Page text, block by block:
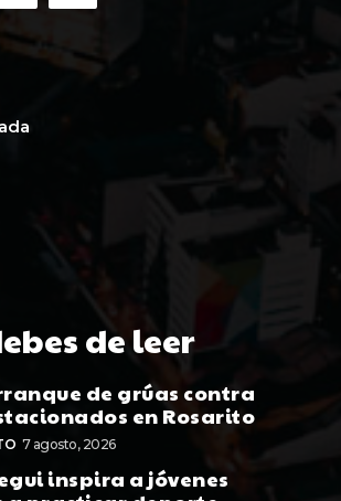
de leer
de grúas contra
en Rosarito
7 agosto, 2026
inspira a jóvenes